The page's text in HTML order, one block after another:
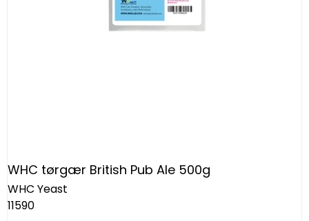
WHC tørgær British Pub Ale 500g
WHC Yeast
11590